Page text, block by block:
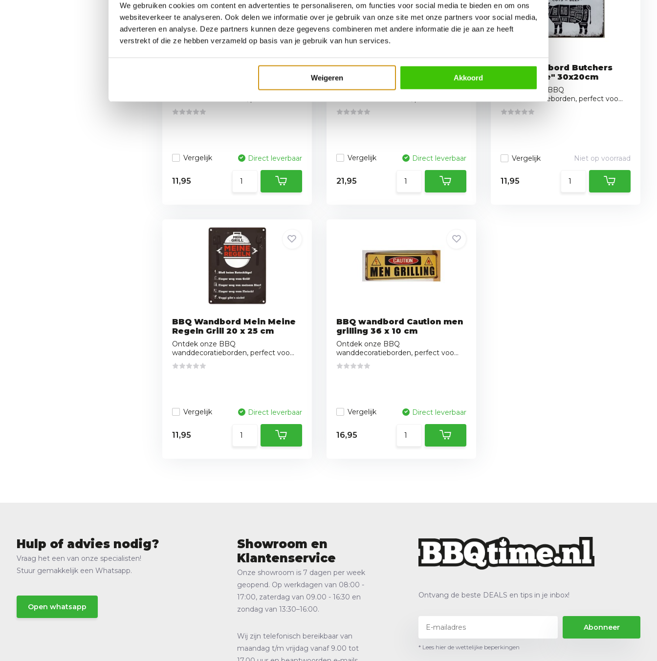
We gebruiken cookies om content en advertenties te personaliseren, om functies voor social media te bieden en om ons
websiteverkeer te analyseren. Ook delen we informatie over je gebruik van onze site met onze partners voor social media,
adverteren en analyse. Deze partners kunnen deze gegevens combineren met andere informatie die je aan ze heeft
verstrekt of die ze hebben verzameld op basis van je gebruik van hun services.
Weigeren Akkoord
BBQ Wandbord Warning
Vergelijk Direct leverbaar
11,95
BBQ wandbord happy hour
pijl 25 x 40 cm
Ontdek onze BBQ
Vergelijk Direct leverbaar
21,95
BBQ Wandbord Butchers
Guide "Koe" 30x20cm
Ontdek onze BBQ
wanddecoratieborden, perfect voo...
Vergelijk Niet op voorraad
11,95
BBQ Wandbord Mein Meine
Regeln Grill 20 x 25 cm
Ontdek onze BBQ
wanddecoratieborden, perfect voo...
Vergelijk Direct leverbaar
11,95
BBQ wandbord Caution men
grilling 36 x 10 cm
Ontdek onze BBQ
wanddecoratieborden, perfect voo...
Vergelijk Direct leverbaar
16,95
Hulp of advies nodig?
Vraag het een van onze specialisten!
Stuur gemakkelijk een Whatsapp.
Open whatsapp
Showroom en
Klantenservice
Onze showroom is 7 dagen per week
geopend. Op werkdagen van 08:00 -
17:00, zaterdag van 09.00 - 16:30 en
zondag van 13:30–16:00.
Wij zijn telefonisch bereikbaar van
maandag t/m vrijdag vanaf 9.00 tot
Ontvang de beste DEALS en tips in je inbox!
Abonneer
* Lees hier de wettelijke beperkingen